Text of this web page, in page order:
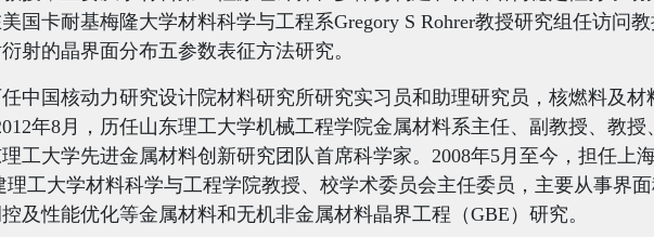
国卡耐基梅隆大学材料科学与工程系Gregory S Rohrer教授研究组任访问
射的晶界面分布五参数表征方法研究。
中国核动力研究设计院材料研究所研究实习员和助理研究员，核燃料及材
年8月，历任山东理工大学机械工程学院金属材料系主任、副教授、教授
工大学先进金属材料创新研究团队首席科学家。 2008年5月至今，担任上
工大学材料科学与工程学院教授、校学术委员会主任委员，主要从事界面
及性能优化等金属材料和无机非金属材料晶界工程（GBE ）研究。